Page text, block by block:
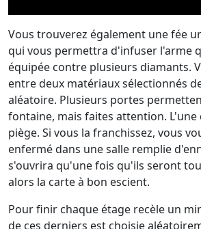
Vous trouverez également une fée
qui vous permettra d'infuser l'arme
équipée contre plusieurs diamants.
entre deux matériaux sélectionnés
aléatoire. Plusieurs portes
fontaine, mais faites attention. L'une
piège. Si vous la franchissez, vous
enfermé dans une salle remplie
s'ouvrira qu'une fois qu'ils seront
alors la carte à bon escient.
Pour finir chaque étage recèle un
de ces derniers est choisie